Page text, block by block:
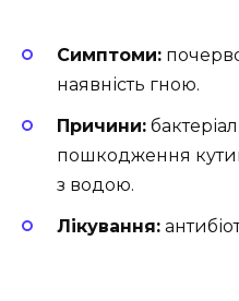
Симптоми:
наявність гною.
Причини:
пошкодження
з водою.
Лікування: